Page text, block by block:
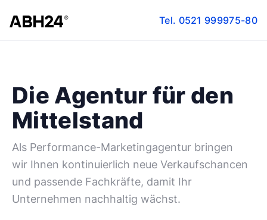
Tel. 0521 999975-80
Die Agentur für den
Mittelstand
Als Performance-Marketingagentur bringen
wir Ihnen kontinuierlich neue Verkaufschancen
und passende Fachkräfte, damit Ihr
Unternehmen nachhaltig wächst.